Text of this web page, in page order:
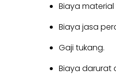
Biaya
Biaya jasa
Gaji tukang.
Biaya darurat